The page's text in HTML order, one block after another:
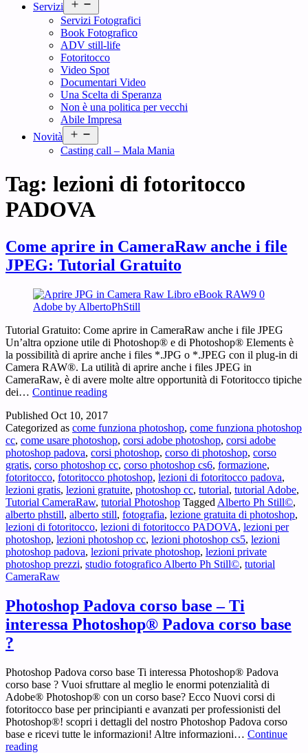
Servizi
menu
Servizi Fotografici
Book Fotografico
ADV still-life
Fotoritocco
Video Spot
Documentari Video
Una Scelta di Speranza
Non è una politica per vecchi
Abile Impresa
Novità
menu
Casting call – Mala Mania
Tag: lezioni di fotoritocco
PADOVA
Come aprire in CameraRaw anche i file
JPEG: Tutorial Gratuito
Tutorial Gratuito: Come aprire in CameraRaw anche i file JPEG
Un’altra opzione utile di Photoshop® e di Photoshop® Elements è
la possibilità di aprire anche i files *.JPG o *.JPEG con il plug-in di
Camera RAW®. La utilità di aprire anche i files JPEG in
CameraRaw, è di avere molte altre opportunità di Fotoritocco tipiche
dei… Continue readingCome
in
CameraRaw
anche
i
file
JPEG:
Tutorial
Gratuito
Published Oct 10, 2017
Categorized as come funziona photoshop, come funziona photoshop
cc, come usare photoshop, corsi adobe photoshop, corsi adobe
photoshop padova, corsi photoshop, corso di photoshop, corso
gratis, corso photoshop cc, corso photoshop cs6, formazione,
fotoritocco, fotoritocco photoshop, lezioni di fotoritocco padova,
lezioni gratis, lezioni gratuite, photoshop cc, tutorial, tutorial Adobe,
Tutorial CameraRaw, tutorial Photoshop Tagged Alberto Ph Still©,
alberto phstill, alberto still, fotografia, lezione gratuita di photoshop,
lezioni di fotoritocco, lezioni di fotoritocco PADOVA, lezioni per
photoshop, lezioni photoshop cc, lezioni photoshop cs5, lezioni
photoshop padova, lezioni private photoshop, lezioni private
photoshop prezzi, studio fotografico Alberto Ph Still©, tutorial
CameraRaw
Photoshop Padova corso base – Ti
interessa Photoshop® Padova corso base
?
Photoshop Padova corso base Ti interessa Photoshop® Padova
corso base ? Vuoi sfruttare al meglio le enormi potenzialità di
Adobe® Photoshop® con un corso base? Ecco Nuovi corsi di
fotoritocco base per principianti e avanzati per professionisti del
Photoshop®! scopri i dettagli del nostro Photoshop Padova corso
base e ricevi tutte le informazioni! Altre informazioni… Continue
readingPhotoshop